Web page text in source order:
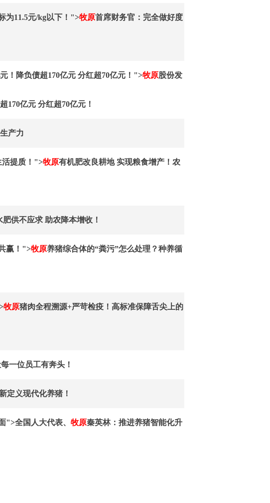
为11.5元/kg以下！">牧原首席财务官：完全做好度
！降负债超170亿元 分红超70亿元！">牧原股份发
170亿元 分红超70亿元！
产力
活提质！">牧原有机肥改良耕地 实现粮食增产！农
肥供不应求 助农降本增收！
赢！">牧原养猪综合体的“粪污”怎么处理？种养循
牧原猪肉全程溯源+严苛检疫！高标准保障舌尖上的
一位员工有奔头！
定义现代化养猪！
">全国人大代表、 牧原秦英林：推进养猪智能化升